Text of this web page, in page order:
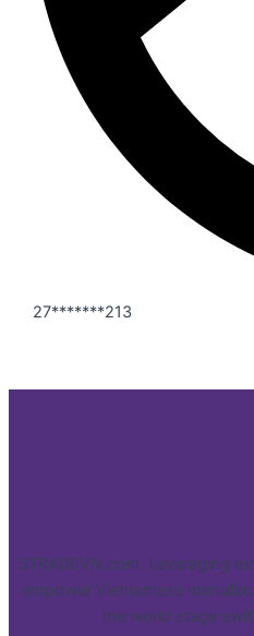
27*******213
STRADEVN.com: Leveraging
empower Vietnamese
the world stage